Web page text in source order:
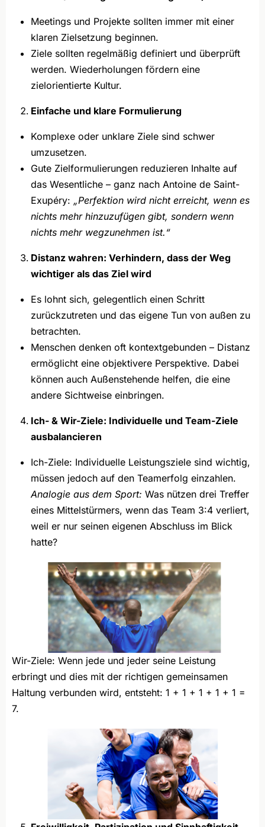
Meetings und Projekte sollten immer mit einer
klaren Zielsetzung beginnen.
Ziele sollten regelmäßig definiert und überprüft
werden. Wiederholungen fördern eine
zielorientierte Kultur.
Einfache und klare Formulierung
Komplexe oder unklare Ziele sind schwer
umzusetzen.
Gute Zielformulierungen reduzieren Inhalte auf
das Wesentliche – ganz nach Antoine de Saint-
Exupéry: „Perfektion wird nicht erreicht, wenn es
nichts mehr hinzuzufügen gibt, sondern wenn
nichts mehr wegzunehmen ist.“
Distanz wahren: Verhindern, dass der Weg
wichtiger als das Ziel wird
Es lohnt sich, gelegentlich einen Schritt
zurückzutreten und das eigene Tun von außen zu
betrachten.
Menschen denken oft kontextgebunden – Distanz
ermöglicht eine objektivere Perspektive. Dabei
können auch Außenstehende helfen, die eine
andere Sichtweise einbringen.
Ich- & Wir-Ziele: Individuelle und Team-Ziele
ausbalancieren
Ich-Ziele: Individuelle Leistungsziele sind wichtig,
müssen jedoch auf den Teamerfolg einzahlen.
Analogie aus dem Sport: Was nützen drei Treffer
eines Mittelstürmers, wenn das Team 3:4 verliert,
weil er nur seinen eigenen Abschluss im Blick
hatte?
Wir-Ziele: Wenn jede und jeder seine Leistung
erbringt und dies mit der richtigen gemeinsamen
Haltung verbunden wird, entsteht: 1 + 1 + 1 + 1 + 1 =
7.